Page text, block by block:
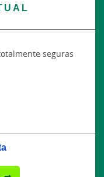
seguras